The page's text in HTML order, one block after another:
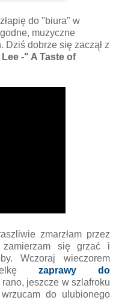
do "biura" w
muzyczne
Dziś dobrze się zaczął z
Lee -" A Taste of
zmarzłam przez
się grzać i
Wczoraj wieczorem
zaprawy do
jeszcze w szlafroku
do ulubionego